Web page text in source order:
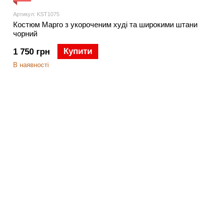
Артикул: KST1075
Костюм Марго з укороченим худі та широкими штани
чорний
1 750 грн Купити
В наявності